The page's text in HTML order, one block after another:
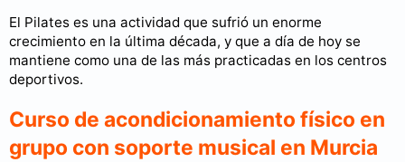
El Pilates es una actividad que sufrió un enorme
crecimiento en la última década, y que a día de hoy se
mantiene como una de las más practicadas en los centros
deportivos.
Curso de acondicionamiento físico en
grupo con soporte musical en Murcia